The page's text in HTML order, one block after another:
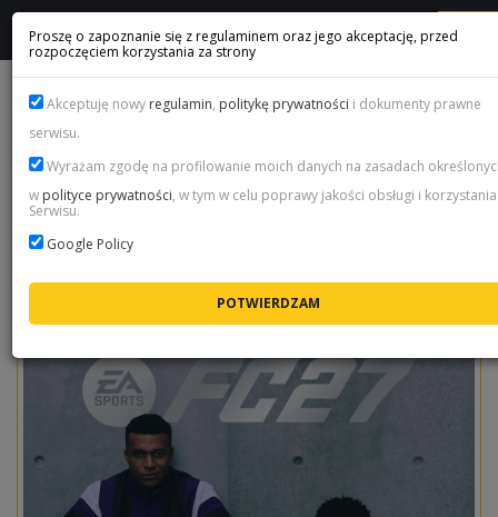
Sortuj
Promowane produkty
EA SPORTS FC 27 Edycja Ultimate Plus -
Steam Gift
Proszę o zapoznanie się z regulaminem oraz jego akceptację, przed
rozpoczęciem korzystania za strony
Akceptuję nowy regulamin, politykę prywatności i dokumenty prawne
serwisu.
Wyrażam zgodę na profilowanie moich danych na zasadach
w polityce prywatności, w tym w celu poprawy jakości obsługi i
Serwisu.
Google Policy